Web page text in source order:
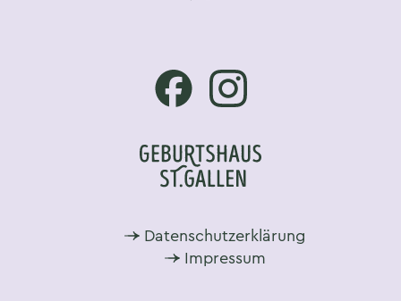
Footer-Navigation Datenschutzerklärung
Impressum